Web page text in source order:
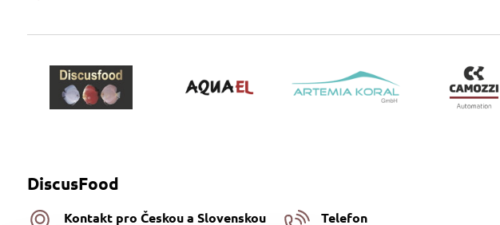
DiscusFood
Kontakt pro Českou a Slovenskou Telefon